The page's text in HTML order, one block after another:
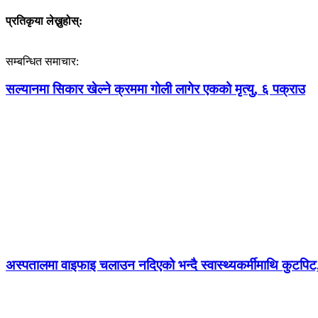
प्रतिकृया लेख्नुहोस्:
सम्बन्धित समाचार:
सल्यानमा सिकार खेल्ने क्रममा गोली लागेर एकको मृत्यु, ६ पक्राउ
अस्पतालमा वाइफाइ चलाउन नदिएको भन्दै स्वास्थ्यकर्मीमाथि